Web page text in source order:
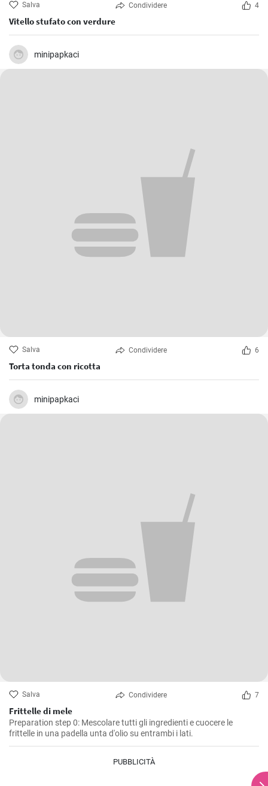
Salva Condividere 4
Vitello stufato con verdure
minipapkaci
Salva Condividere 6
Torta tonda con ricotta
minipapkaci
Salva Condividere 7
Frittelle di mele
Preparation step 0: Mescolare tutti gli ingredienti e cuocere le
frittelle in una padella unta d'olio su entrambi i lati.
PUBBLICITÀ